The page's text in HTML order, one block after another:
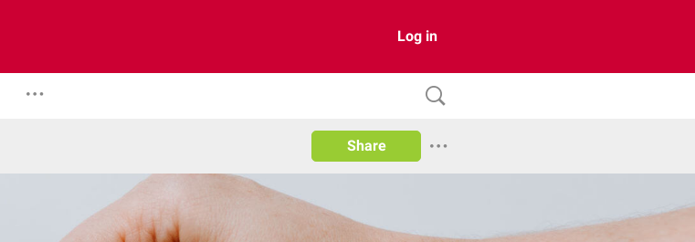
Log in
Share